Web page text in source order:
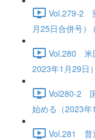
Vol.279-2
月25日合併号）
Vol.280 米
2023年1月29日
Vol280-2
始める（2023
Vol.281 普